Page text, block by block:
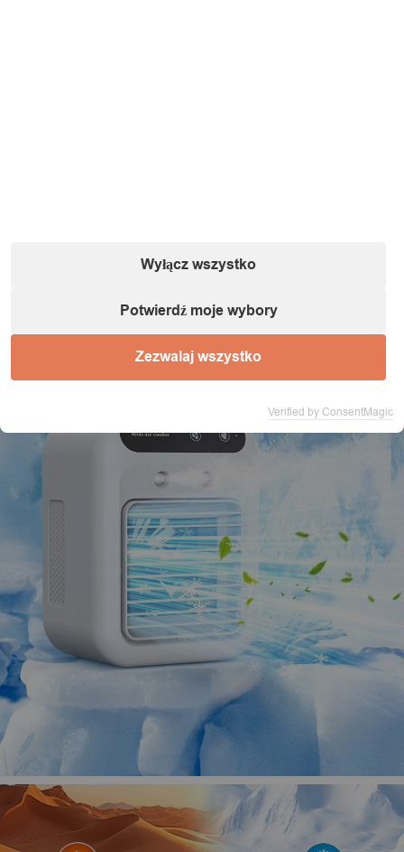
Wyłącz wszystko
Potwierdź moje wybory
Zezwalaj wszystko
Verified by ConsentMagic